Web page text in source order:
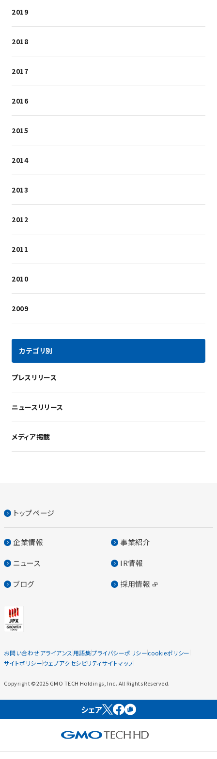
2019
2018
2017
2016
2015
2014
2013
2012
2011
2010
2009
カテゴリ別
プレスリリース
ニュースリリース
メディア掲載
トップページ
企業情報 事業紹介
ニュース IR情報
ブログ 採用情報
お問い合わせアライアンス 用語集プライバシーポリシーcookieポリシー
サイトポリシー ウェブアクセシビリティサイトマップ
Copyright ©2025 GMO TECH Holdings, Inc. All Rights Reserved.
シェア